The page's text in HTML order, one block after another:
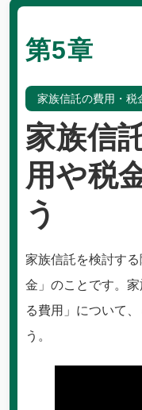
第5章
家族信託の費用・税
家族信
用や税
う
家族信託を検討す
金」のことです。
る費用」について
う。